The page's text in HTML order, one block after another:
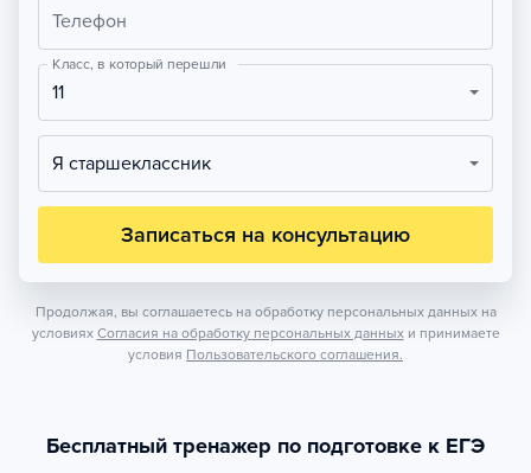
Телефон
Класс, в который перешли
11
Я старшеклассник
Записаться на консультацию
Продолжая, вы соглашаетесь на обработку персональных данных на
условиях Согласия на обработку персональных данных и принимаете
условия Пользовательского соглашения.
Бесплатный тренажер по подготовке к ЕГЭ